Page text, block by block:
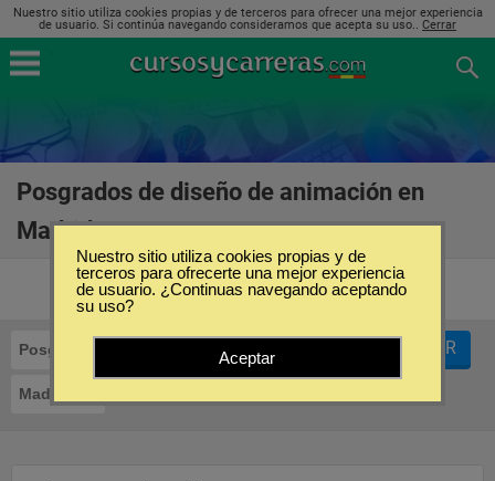
Nuestro sitio utiliza cookies propias y de terceros para ofrecer una mejor experiencia
de usuario. Si continúa navegando consideramos que acepta su uso.. Cerrar
Posgrados de diseño de animación en
Madrid
Posgrados Diseño de Animación
Madrid
FILTRAR
Nuestro sitio utiliza cookies propias y de
terceros para ofrecerte una mejor experiencia
de usuario. ¿Continuas navegando aceptando
su uso?
Aceptar